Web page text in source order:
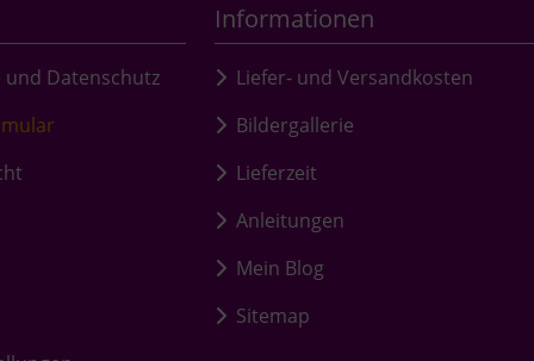
Datenschutz
Informationen
Liefer- und Versandkosten
Bildergallerie
Lieferzeit
Anleitungen
Mein Blog
Sitemap